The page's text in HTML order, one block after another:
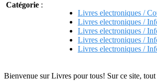
Catégorie :
Livres electroniques /
Livres electroniques /
Livres electroniques /
Livres electroniques /
Livres electroniques /
Bienvenue sur Livres pour tous! Sur ce site,